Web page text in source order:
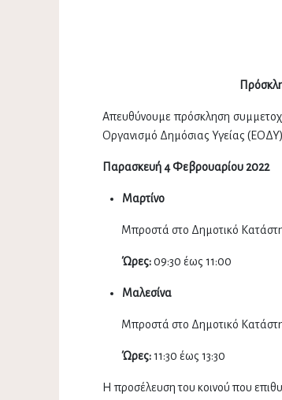
Απευθύνουμε πρόσκληση
Οργανισμό Δημόσιας Υγείας
Παρασκευή 4 Φεβρουαρίου 2022
Μαρτίνο
Μπροστά στο Δημοτικό
Ώρες:09:30 έως 11:00
Μαλεσίνα
Μπροστά στο Δημοτικό
Ώρες:11:30 έως 13:30
Η προσέλευση του κοινού που